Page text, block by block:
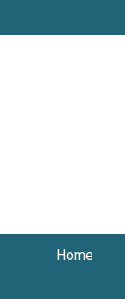
direct
Home